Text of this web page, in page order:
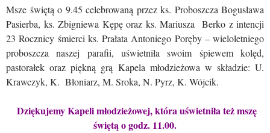
Msze świętą o 9.45 celebrowaną przez ks. Proboszcza Bogusława
Pasierba, ks. Zbigniewa Kępę oraz ks. Mariusza Berko z intencji
23 Rocznicy śmierci ks. Prałata Antoniego Poręby – wieloletniego
proboszcza naszej parafii, uświetniła swoim śpiewem kolęd,
pastorałek oraz piękną grą Kapela młodzieżowa w składzie: U.
Krawczyk, K. Błoniarz, M. Sroka, N. Pyrz, K. Wójcik.
DziękujemyKapeli młodzieżowej, która uświetniła też mszę
świętą o godz. 11.00.